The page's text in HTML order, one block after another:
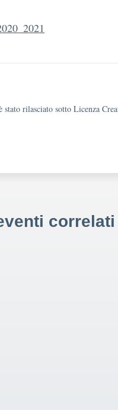
stato rilasciato sotto Licenza
correlati